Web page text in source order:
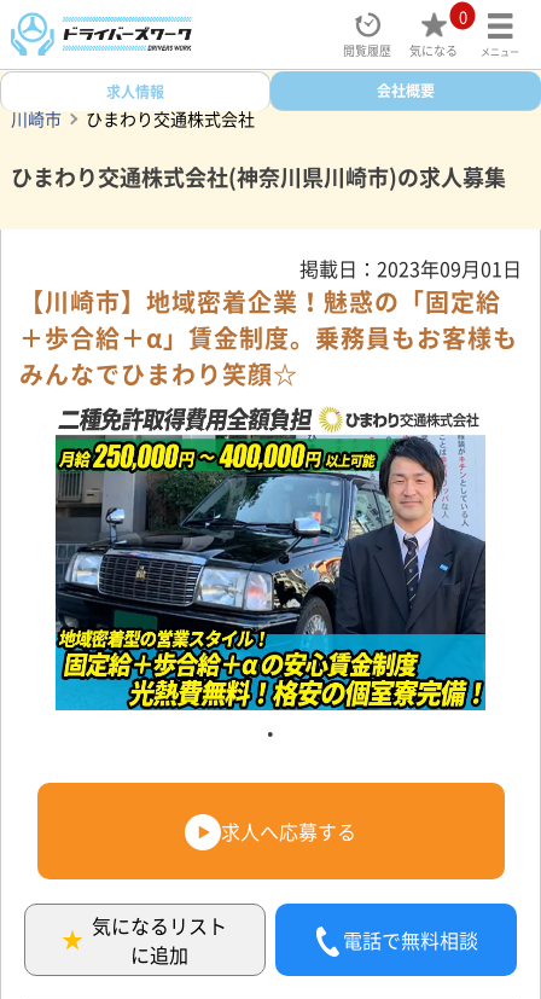
閲覧履歴
0
気になる メニュー
ドライバーズワークトップ
神奈川県
川崎市
ひまわり交通株式会社
ひまわり交通株式会社(神奈川県川崎市)の求人募集
求人情報 会社概要
掲載日：2023年09月01日
【川崎市】地域密着企業！魅惑の「固定給
＋歩合給＋α」賃金制度。乗務員もお客様も
みんなでひまわり笑顔☆
求人へ応募する
気になるリスト
に追加
電話で無料相談